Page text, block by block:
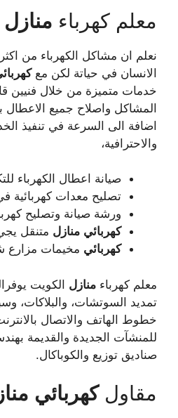
معلم كهرباء منازل
نعلم ان مشاكل الكهرباء من
الانسان في حياتة لكن مع
خدمات متميزة من خلال فنيين
المشاكل واصلاح جميع الاعطال
اضافة الى السرعة في تنفيذ
والاحترافية،
صيانة اعطال الكهرباء
تصليح معدات كهربائية
ورشة صيانة وتصليح
كهربائي منازل متنقل
كهربائي مخيمات مزارع
معلم كهرباء منازل الكويت
تمديد السوتشات، والبلاكات،
خطوط الهاتف والاتصال
للمنشآت الجديدة والقديمة
صناديق توزيع والكوباكال.
مقاولكهربائي